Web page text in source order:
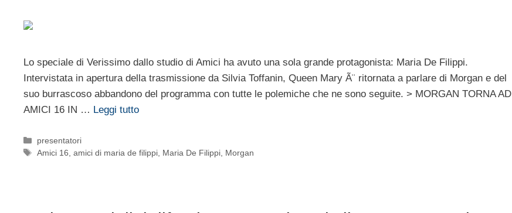
Lo speciale di Verissimo dallo studio di Amici ha avuto una sola grande protagonista: Maria De Filippi.
Intervistata in apertura della trasmissione da Silvia Toffanin, Queen Mary Ã¨ ritornata a parlare di Morgan e del
suo burrascoso abbandono del programma con tutte le polemiche che ne sono seguite. > MORGAN TORNA AD
AMICI 16 IN … Leggi tutto
Categorie
presentatori
Tag
Amici 16 ,amici di maria de filippi Maria De Filippi Morgan